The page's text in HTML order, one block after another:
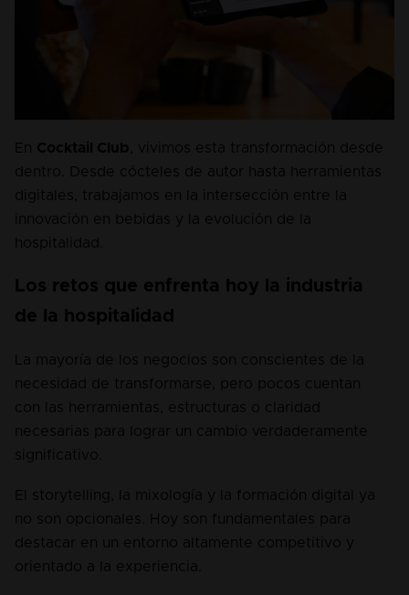
En Cocktail Club
, vivimos esta transformación desde
dentro. Desde cócteles de autor hasta herramientas
digitales, trabajamos en la intersección entre la
innovación en bebidas y la evolución de la
hospitalidad.
Los retos que enfrenta hoy la industria
de la hospitalidad
La mayoría de los negocios son conscientes de la
necesidad de transformarse, pero pocos cuentan
con las herramientas, estructuras o claridad
necesarias para lograr un cambio verdaderamente
significativo.
El storytelling, la mixología y la formación digital ya
no son opcionales. Hoy son fundamentales para
destacar en un entorno altamente competitivo y
orientado a la experiencia.